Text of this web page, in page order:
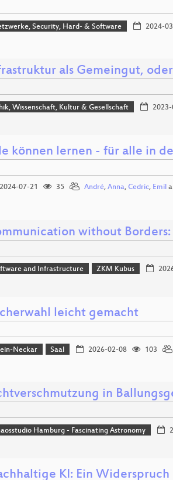
Security, Hard- & Software 2024-
als Gemeingut,
Wissenschaft, Kultur & Gesellschaft
können lernen - für alle in
2024-07-21 35 André, Anna, Cedric, Emil
without Borders:
and Infrastructure ZKM Kubus
leicht gemacht
Neckar Saal 2026-02-08 103
in
Hamburg - Fascinating Astronomy
KI: Ein Widerspruch